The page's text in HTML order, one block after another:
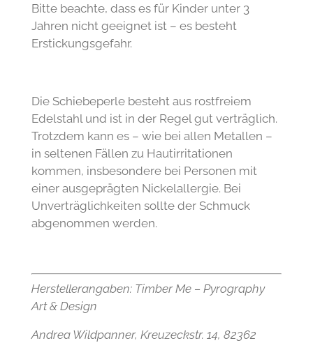
Bitte beachte, dass es für Kinder unter 3
Jahren nicht geeignet ist – es besteht
Erstickungsgefahr.
Die Schiebeperle besteht aus rostfreiem
Edelstahl und ist in der Regel gut verträglich.
Trotzdem kann es – wie bei allen Metallen –
in seltenen Fällen zu Hautirritationen
kommen, insbesondere bei Personen mit
einer ausgeprägten Nickelallergie. Bei
Unverträglichkeiten sollte der Schmuck
abgenommen werden.
Herstellerangaben: Timber Me – Pyrography
Art & Design
Andrea Wildpanner, Kreuzeckstr. 14, 82362